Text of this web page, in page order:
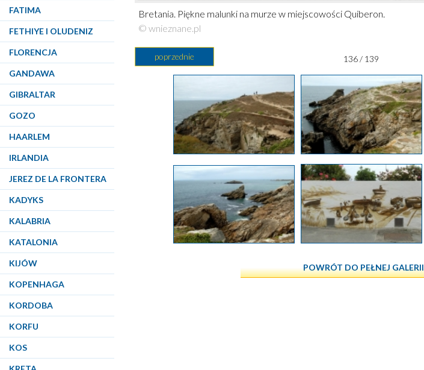
FATIMA
FETHIYE I OLUDENIZ
FLORENCJA
GANDAWA
GIBRALTAR
GOZO
HAARLEM
IRLANDIA
JEREZ DE LA FRONTERA
KADYKS
KALABRIA
KATALONIA
KIJÓW
KOPENHAGA
KORDOBA
KORFU
KOS
Bretania. Piękne malunki na murze w miejscowości Quiberon.
© wnieznane.pl
poprzednie 136 / 139
POWRÓT DO PEŁNEJ GALERII